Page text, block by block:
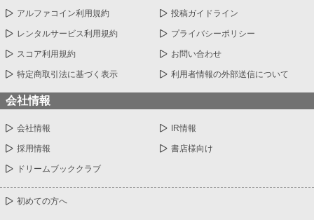
アルファコイン利用規約 投稿ガイドライン
レンタルサービス利用規約 プライバシーポリシー
スコア利用規約 お問い合わせ
特定商取引法に基づく表示 利用者情報の外部送信について
会社情報
会社情報 IR情報
採用情報 書店様向け
ドリームブッククラブ
初めての方へ